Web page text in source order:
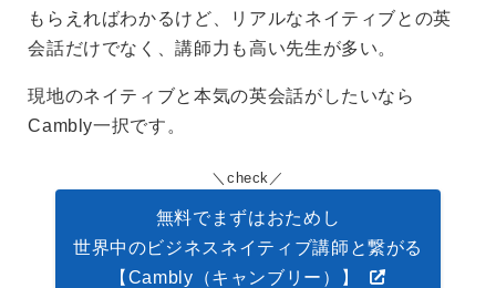
もらえればわかるけど、リアルなネイティブとの英
会話だけでなく、講師力も高い先生が多い。
現地のネイティブと本気の英会話がしたいなら
Cambly一択です。
check
無料でまずはおためし
世界中のビジネスネイティブ講師と繋がる
【Cambly（キャンブリー）】